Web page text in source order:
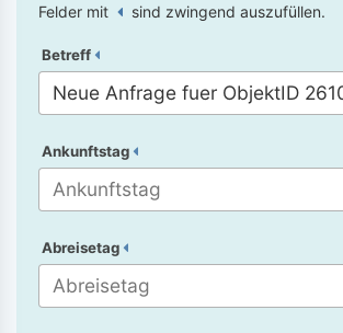
Felder mit sind zwingend auszufüllen.
Betreff
Ankunftstag
Abreisetag